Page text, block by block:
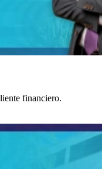
financiero.